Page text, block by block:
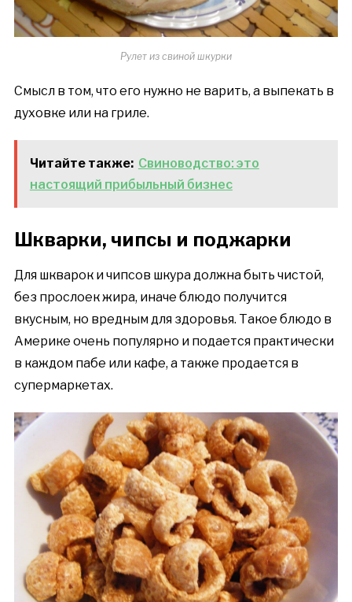
Рулет из свиной шкурки
Смысл в том, что его нужно не варить, а выпекать в
духовке или на гриле.
Читайте также: Свиноводство: это
настоящий прибыльный бизнес
Шкварки, чипсы и поджарки
Для шкварок и чипсов шкура должна быть чистой,
без прослоек жира, иначе блюдо получится
вкусным, но вредным для здоровья. Такое блюдо в
Америке очень популярно и подается практически
в каждом пабе или кафе, а также продается в
супермаркетах.